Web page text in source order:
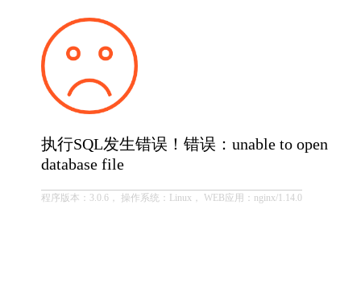
执行SQL发生错误！错误：unable to open
database file
程序版本：3.0.6， 操作系统：Linux， WEB应用：nginx/1.14.0